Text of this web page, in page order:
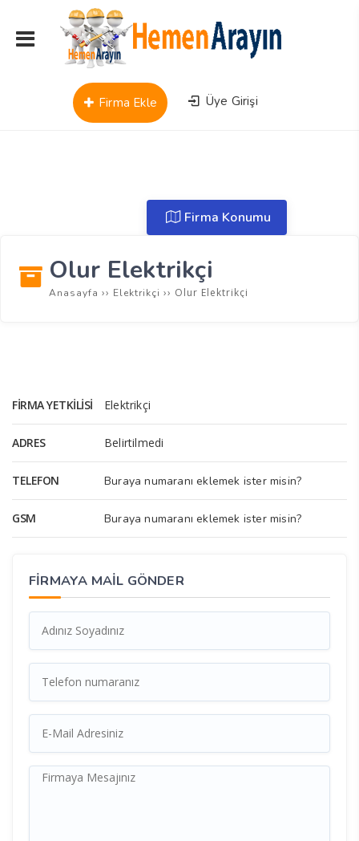
Üye Girişi
Firma Ekle
Firma Konumu
Olur Elektrikçi
Anasayfa ›› Elektrikçi ›› Olur Elektrikçi
FIRMA YETKILISI Elektrikçi
ADRES Belirtilmedi
TELEFON Buraya numaranı eklemek ister misin?
GSM Buraya numaranı eklemek ister misin?
FİRMAYA MAİL GÖNDER